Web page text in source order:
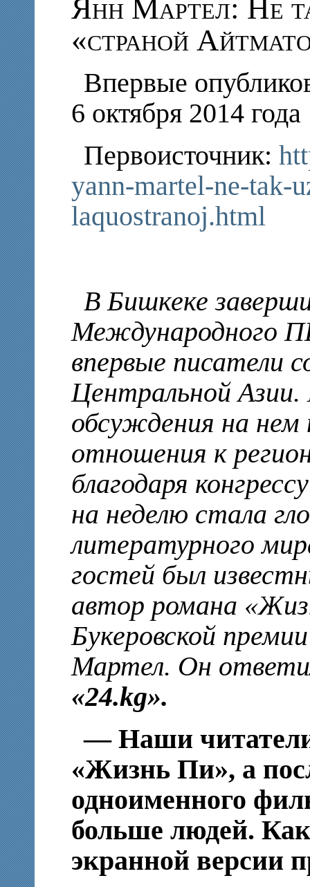
Янн Мартел: Не
«страной
Впервые
6 октября 2014 года
Первоисточник:
yann-martel-ne-tak-
laquostranoj.html
В Бишкеке
Международного
впервые писатели
Центральной
обсуждения на нем
отношения к
благодаря
на неделю стала
литературного
гостей был
автор романа
Букеровской
Мартел. Он
«24.kg».
— Наши
«Жизнь Пи», а
одноименного
больше людей.
экранной версии